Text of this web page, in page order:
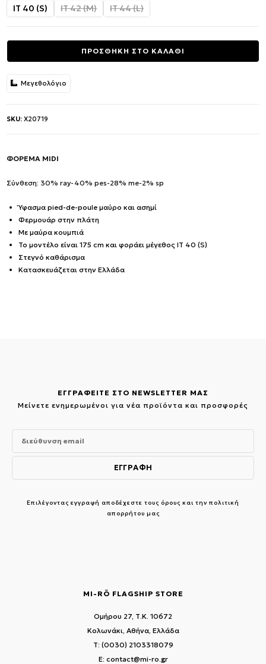
was:
τιμή
171.00€.
IT 40 (S) IT 42 (M) IT 44 (L)
ΠΡΟΣΘΗΚΗ ΣΤΟ ΚΑΛΑΘΙ
Μεγεθολόγιο
SKU:X20719
ΦΟΡΕΜΑ MIDI
Σύνθεση: 30% ray-40% pes-28% me-2% sp
Ύφασμα pied-de-poule μαύρο και ασημί
Φερμουάρ στην πλάτη
Με μαύρα κουμπιά
Το μοντέλο είναι 175 cm και φοράει μέγεθος IT 40 (S)
Στεγνό καθάρισμα
Κατασκευάζεται στην Ελλάδα
ΕΓΓΡΑΦΕΙΤΕ ΣΤΟ NEWSLETTER ΜΑΣ
Μείνετε ενημερωμένοι για νέα προϊόντα και προσφορές
Επιλέγοντας εγγραφή αποδέχεστε τους όρους και την πολιτική
απορρήτου μας
MI-RŌ FLAGSHIP STORE
Ομήρου 27, Τ.Κ. 10672
Κολωνάκι, Αθήνα, Ελλάδα
T: (0030) 2103318079
E: contact@mi-ro.gr